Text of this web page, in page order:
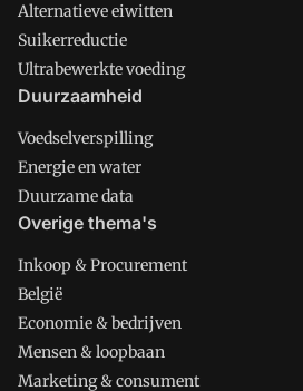
Alternatieve eiwitten
Suikerreductie
Ultrabewerkte voeding
Duurzaamheid
Voedselverspilling
Energie en water
Duurzame data
Overige thema's
Inkoop & Procurement
België
Economie & bedrijven
Mensen & loopbaan
Marketing & consument